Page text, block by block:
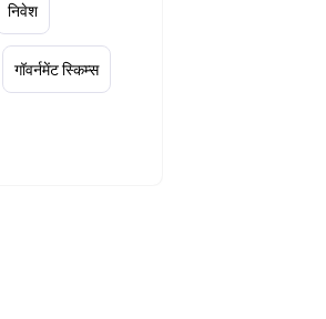
निवेश
गॉवर्नमेंट स्किम्स